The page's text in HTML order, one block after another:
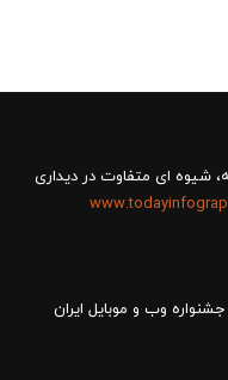
وب و موبایل ایران